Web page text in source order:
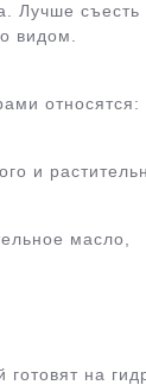
Лучше
видом.
относятся:
и
масло,
на